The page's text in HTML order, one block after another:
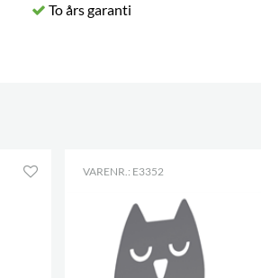
To års garanti
VARENR.: E3352